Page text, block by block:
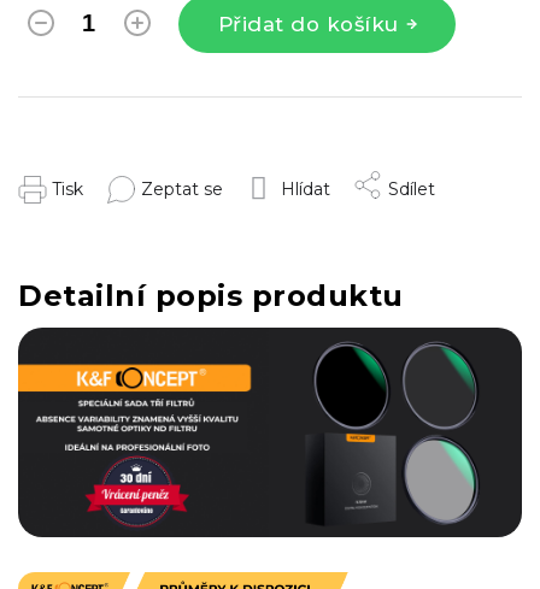
Přidat do košíku
Tisk Zeptat se Hlídat Sdílet
Detailní popis produktu